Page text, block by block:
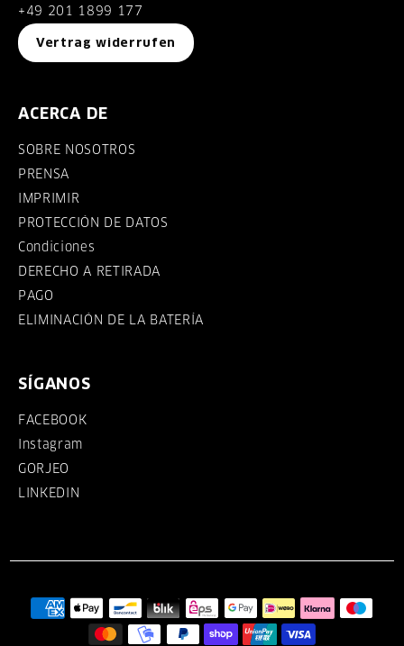
+49 201 1899 177
Vertrag widerrufen
ACERCA DE
SOBRE NOSOTROS
PRENSA
IMPRIMIR
PROTECCIÓN DE DATOS
Condiciones
DERECHO A RETIRADA
PAGO
ELIMINACIÓN DE LA BATERÍA
SÍGANOS
FACEBOOK
Instagram
GORJEO
LINKEDIN